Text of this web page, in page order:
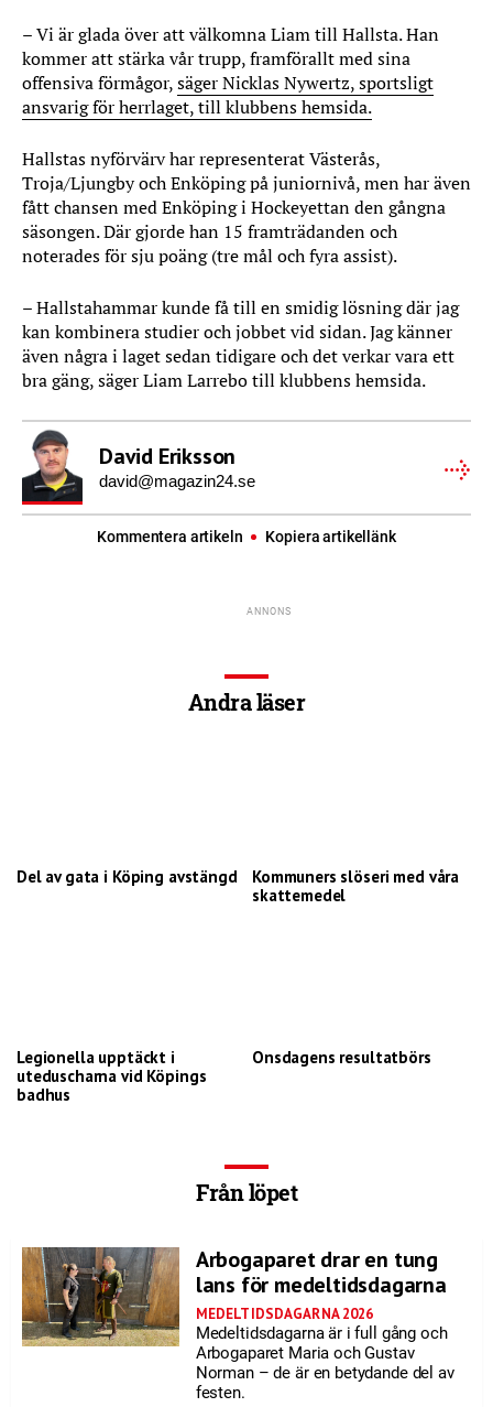
– Vi är glada över att välkomna Liam till Hallsta. Han
kommer att stärka vår trupp, framförallt med sina
offensiva förmågor,säger Nicklas Nywertz, sportsligt
ansvarig för herrlaget, till klubbens hemsida.
Hallstas nyförvärv har representerat Västerås,
Troja/Ljungby och Enköping på juniornivå, men har även
fått chansen med Enköping i Hockeyettan den gångna
säsongen. Där gjorde han 15 framträdanden och
noterades för sju poäng (tre mål och fyra assist).
– Hallstahammar kunde få till en smidig lösning där jag
kan kombinera studier och jobbet vid sidan. Jag känner
även några i laget sedan tidigare och det verkar vara ett
bra gäng, säger Liam Larrebo till klubbens hemsida.
David Eriksson
david@magazin24.se
Kommentera artikeln Kopiera artikellänk
Andra läser
Del av gata i Köping avstängd
Kommuners slöseri med våra
skattemedel
Legionella upptäckt i
uteduscharna vid Köpings
badhus
Onsdagens resultatbörs
Från löpet
Arbogaparet drar en tung
lans för medeltidsdagarna
MEDELTIDSDAGARNA 2026
Medeltidsdagarna är i full gång och
Arbogaparet Maria och Gustav
Norman – de är en betydande del av
festen.